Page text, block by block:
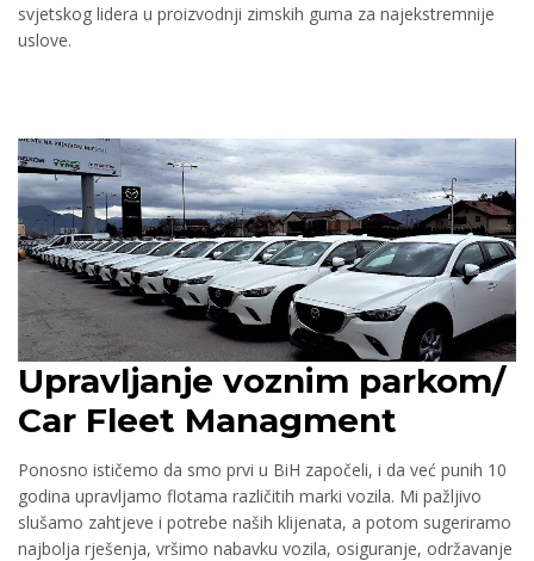
svjetskog lidera u proizvodnji zimskih guma za najekstremnije
uslove.
Upravljanje voznim parkom/
Car Fleet Managment
Ponosno ističemo da smo prvi u BiH započeli, i da već punih 10
godina upravljamo flotama različitih marki vozila. Mi pažljivo
slušamo zahtjeve i potrebe naših klijenata, a potom sugeriramo
najbolja rješenja, vršimo nabavku vozila, osiguranje, održavanje